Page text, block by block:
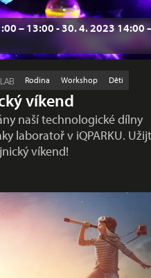
– 13:00 - 30. 4. 2023 14:00
Rodina Workshop Děti
víkend
naší technologické dílny
laboratoř v iQPARKU.
víkend!